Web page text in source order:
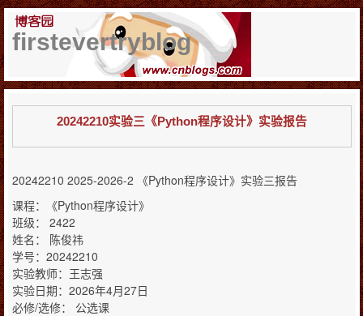
firstevertryblog
20242210实验三《Python程序设计》实验报告
20242210 2025-2026-2 《Python程序设计》实验三报告
课程：《Python程序设计》
班级： 2422
姓名： 陈俊祎
学号：20242210
实验教师：王志强
实验日期：2026年4月27日
必修/选修： 公选课